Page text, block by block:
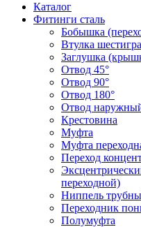
Каталог
Фитинги сталь
Бобышка
Втулка
Заглушка
Отвод 45°
Отвод 90°
Отвод 180°
Отвод
Крестовина
Муфта
Муфта
Переход
переходной)
Ниппель
Переходник
Полумуфта